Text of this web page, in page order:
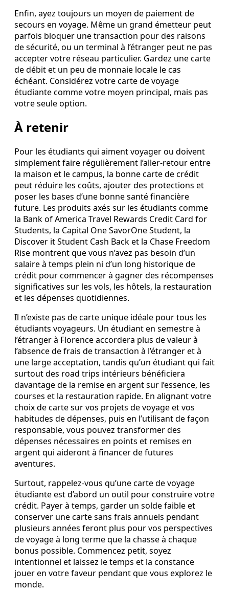
Enfin, ayez toujours un moyen de paiement de
secours en voyage. Même un grand émetteur peut
parfois bloquer une transaction pour des raisons
de sécurité, ou un terminal à l’étranger peut ne pas
accepter votre réseau particulier. Gardez une carte
de débit et un peu de monnaie locale le cas
échéant. Considérez votre carte de voyage
étudiante comme votre moyen principal, mais pas
votre seule option.
À retenir
Pour les étudiants qui aiment voyager ou doivent
simplement faire régulièrement l’aller‑retour entre
la maison et le campus, la bonne carte de crédit
peut réduire les coûts, ajouter des protections et
poser les bases d’une bonne santé financière
future. Les produits axés sur les étudiants comme
la Bank of America Travel Rewards Credit Card for
Students, la Capital One SavorOne Student, la
Discover it Student Cash Back et la Chase Freedom
Rise montrent que vous n’avez pas besoin d’un
salaire à temps plein ni d’un long historique de
crédit pour commencer à gagner des récompenses
significatives sur les vols, les hôtels, la restauration
et les dépenses quotidiennes.
Il n’existe pas de carte unique idéale pour tous les
étudiants voyageurs. Un étudiant en semestre à
l’étranger à Florence accordera plus de valeur à
l’absence de frais de transaction à l’étranger et à
une large acceptation, tandis qu’un étudiant qui fait
surtout des road trips intérieurs bénéficiera
davantage de la remise en argent sur l’essence, les
courses et la restauration rapide. En alignant votre
choix de carte sur vos projets de voyage et vos
habitudes de dépenses, puis en l’utilisant de façon
responsable, vous pouvez transformer des
dépenses nécessaires en points et remises en
argent qui aideront à financer de futures
aventures.
Surtout, rappelez‑vous qu’une carte de voyage
étudiante est d’abord un outil pour construire votre
crédit. Payer à temps, garder un solde faible et
conserver une carte sans frais annuels pendant
plusieurs années feront plus pour vos perspectives
de voyage à long terme que la chasse à chaque
bonus possible. Commencez petit, soyez
intentionnel et laissez le temps et la constance
jouer en votre faveur pendant que vous explorez le
monde.